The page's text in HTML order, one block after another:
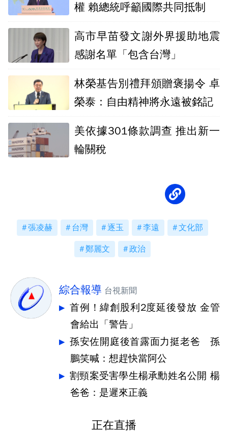
權 賴總統呼籲國際共同抵制
高市早苗發文謝外界援助地震
感謝名單「包含台灣」
林榮基告別禮拜頒贈褒揚令 卓
榮泰：自由精神將永遠被銘記
美依據301條款調查 推出新一
輪關稅
張凌赫 台灣 逐玉 李遠 文化部
鄭麗文 政治
綜合報導 台視新聞
首例！緯創股利2度延後發放 金管
會給出「警告」
孫安佐開庭後首露面力挺老爸 孫
鵬笑喊：想趕快當阿公
割頸案受害學生楊承勳姓名公開 楊
爸爸：是遲來正義
正在直播